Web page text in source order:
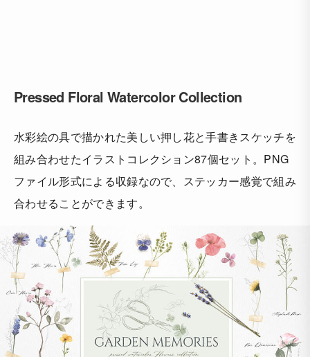
Pressed Floral Watercolor Collection
水彩絵の具で描かれた美しい押し花と手書きスケッチを
組み合わせたイラストコレクション87個セット。PNG
ファイル形式による収録なので、ステッカー感覚で組み
合わせることができます。